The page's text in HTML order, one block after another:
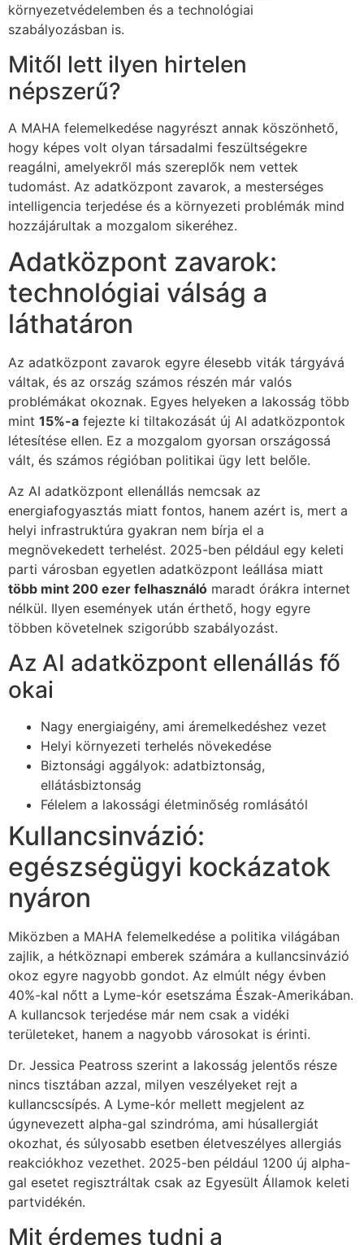
környezetvédelemben és a technológiai
szabályozásban is.
Mitől lett ilyen hirtelen
népszerű?
A MAHA felemelkedése nagyrészt annak köszönhető,
hogy képes volt olyan társadalmi feszültségekre
reagálni, amelyekről más szereplők nem vettek
tudomást. Az adatközpont zavarok, a mesterséges
intelligencia terjedése és a környezeti problémák mind
hozzájárultak a mozgalom sikeréhez.
Adatközpont zavarok:
technológiai válság a
láthatáron
Az adatközpont zavarok egyre élesebb viták tárgyává
váltak, és az ország számos részén már valós
problémákat okoznak. Egyes helyeken a lakosság több
mint 15%-a fejezte ki tiltakozását új AI adatközpontok
létesítése ellen. Ez a mozgalom gyorsan országossá
vált, és számos régióban politikai ügy lett belőle.
Az AI adatközpont ellenállás nemcsak az
energiafogyasztás miatt fontos, hanem azért is, mert a
helyi infrastruktúra gyakran nem bírja el a
megnövekedett terhelést. 2025-ben például egy keleti
parti városban egyetlen adatközpont leállása miatt
több mint 200 ezer felhasználó maradt órákra internet
nélkül. Ilyen események után érthető, hogy egyre
többen követelnek szigorúbb szabályozást.
Az AI adatközpont ellenállás fő
okai
Nagy energiaigény, ami áremelkedéshez vezet
Helyi környezeti terhelés növekedése
Biztonsági aggályok: adatbiztonság,
ellátásbiztonság
Félelem a lakossági életminőség romlásától
Kullancsinvázió:
egészségügyi kockázatok
nyáron
Miközben a MAHA felemelkedése a politika világában
zajlik, a hétköznapi emberek számára a kullancsinvázió
okoz egyre nagyobb gondot. Az elmúlt négy évben
40%-kal nőtt a Lyme-kór esetszáma Észak-Amerikában.
A kullancsok terjedése már nem csak a vidéki
területeket, hanem a nagyobb városokat is érinti.
Dr. Jessica Peatross szerint a lakosság jelentős része
nincs tisztában azzal, milyen veszélyeket rejt a
kullancscsípés. A Lyme-kór mellett megjelent az
úgynevezett alpha-gal szindróma, ami húsallergiát
okozhat, és súlyosabb esetben életveszélyes allergiás
reakciókhoz vezethet. 2025-ben például 1200 új alpha-
gal esetet regisztráltak csak az Egyesült Államok keleti
partvidékén.
Mit érdemes tudni a